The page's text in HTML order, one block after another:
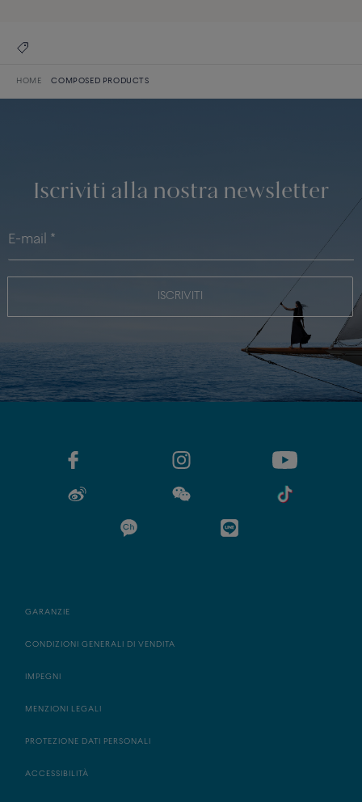
HOME COMPOSED PRODUCTS
Iscriviti alla nostra newsletter
ISCRIVITI
GARANZIE
CONDIZIONI GENERALI DI VENDITA
IMPEGNI
MENZIONI LEGALI
PROTEZIONE DATI PERSONALI
ACCESSIBILITÀ